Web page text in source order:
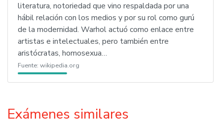
literatura, notoriedad que vino respaldada por una
hábil relación con los medios y por su rol como gurú
de la modernidad. Warhol actuó como enlace entre
artistas e intelectuales, pero también entre
aristócratas, homosexua…
Fuente: wikipedia.org
Exámenes similares